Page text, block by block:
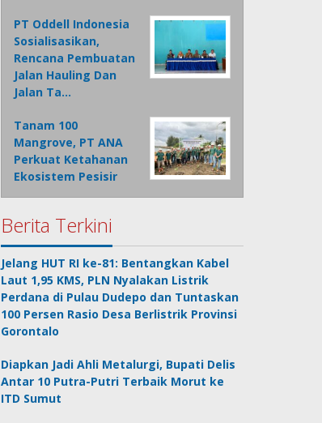
PT Oddell Indonesia
Sosialisasikan,
Rencana Pembuatan
Jalan Hauling Dan
Jalan Ta…
Tanam 100
Mangrove, PT ANA
Perkuat Ketahanan
Ekosistem Pesisir
Berita Terkini
Jelang HUT RI ke-81: Bentangkan Kabel
Laut 1,95 KMS, PLN Nyalakan Listrik
Perdana di Pulau Dudepo dan Tuntaskan
100 Persen Rasio Desa Berlistrik Provinsi
Gorontalo
Diapkan Jadi Ahli Metalurgi, Bupati Delis
Antar 10 Putra-Putri Terbaik Morut ke
ITD Sumut